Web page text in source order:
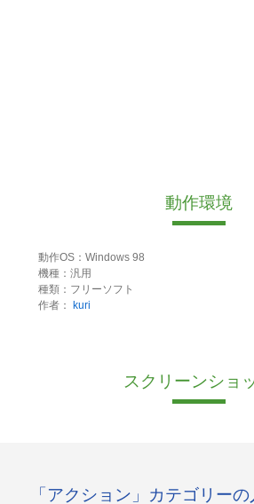
動作環境
動作OS：Windows 98
機種：汎用
種類：フリーソフト
作者：
kuri
スクリーンショ
「アクション」カテゴリー